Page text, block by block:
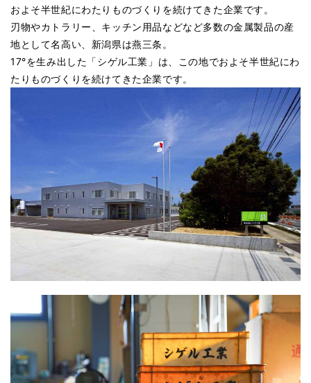
およそ半世紀にわたりものづくりを続けてきた企業です。
刃物やカトラリー、キッチン用品などなど多数の金属製品の産
地として名高い、新潟県は燕三条。
17°を生み出した「シゲル工業」は、この地でおよそ半世紀にわ
たりものづくりを続けてきた企業です。